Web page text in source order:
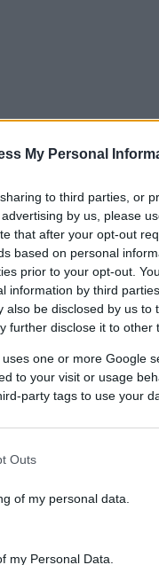
My Personal
to third parties, or
by us, please
that after your opt-out
based on personal
prior to your opt-out.
information by third
also be disclosed by us to
further disclose it to other
one or more Google
to your visit or usage
party tags to use your
Outs
of my personal data.
my Personal Data.